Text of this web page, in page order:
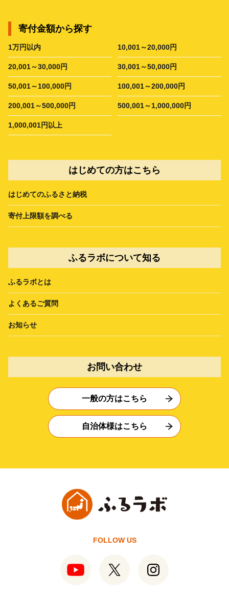
寄付金額から探す
1万円以内 10,001～20,000円
20,001～30,000円 30,001～50,000円
50,001～100,000円 100,001～200,000円
200,001～500,000円 500,001～1,000,000円
1,000,001円以上
はじめての方はこちら
はじめてのふるさと納税
寄付上限額を調べる
ふるラボについて知る
ふるラボとは
よくあるご質問
お知らせ
お問い合わせ
一般の方はこちら
自治体様はこちら
FOLLOW US